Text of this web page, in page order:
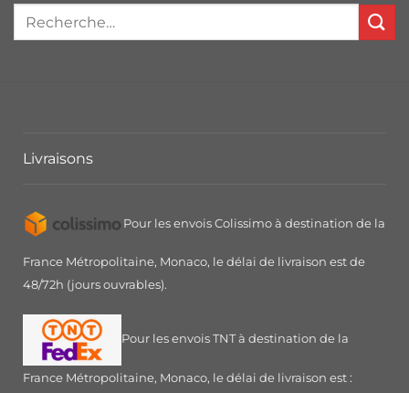
Livraisons
Pour les envois Colissimo à destination de la
France Métropolitaine, Monaco, le délai de livraison est de
48/72h (jours ouvrables).
Pour les envois TNT à destination de la
France Métropolitaine, Monaco, le délai de livraison est :